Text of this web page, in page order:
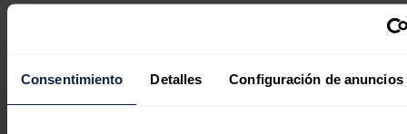
Consentimiento Detalles Configuración de anuncios